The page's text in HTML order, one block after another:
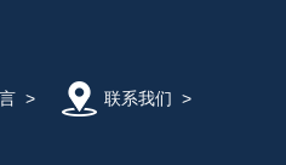
> 联系我们 >